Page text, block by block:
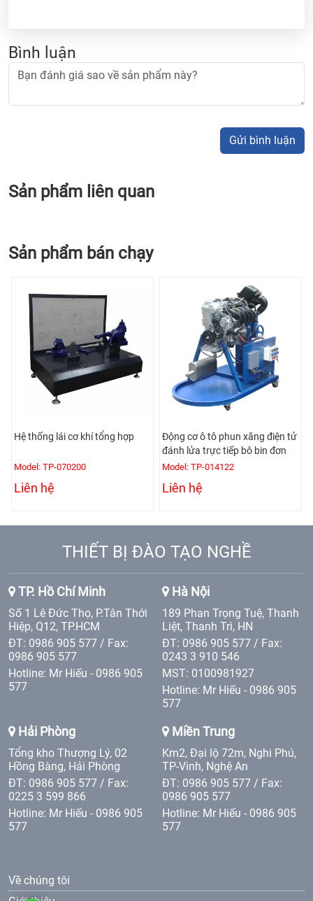
Bình luận
Gửi bình luận
Sản phẩm liên quan
Sản phẩm bán chạy
Hệ thống lái cơ khí tổng hợp
Model: TP-070200
Liên hệ
Động cơ ô tô phun xăng điện tử
đánh lửa trực tiếp bô bin đơn
Model: TP-014122
Liên hệ
THIẾT BỊ ĐÀO TẠO NGHỀ
TP. Hồ Chí Minh
Số 1 Lê Đức Thọ, P.Tân Thới
Hiệp, Q12, TP.HCM
ĐT: 0986 905 577 / Fax:
0986 905 577
Hotline: Mr Hiếu - 0986 905
577
Hà Nội
189 Phan Trọng Tuệ, Thanh
Liệt, Thanh Trì, HN
ĐT: 0986 905 577 / Fax:
0243 3 910 546
MST: 0100981927
Hotline: Mr Hiếu - 0986 905
577
Hải Phòng
Tổng kho Thượng Lý, 02
Hồng Bàng, Hải Phòng
ĐT: 0986 905 577 / Fax:
0225 3 599 866
Hotline: Mr Hiếu - 0986 905
577
Miền Trung
Km2, Đại lộ 72m, Nghi Phú,
TP-Vinh, Nghệ An
ĐT: 0986 905 577 / Fax:
0986 905 577
Hotline: Mr Hiếu - 0986 905
577
Về chúng tôi